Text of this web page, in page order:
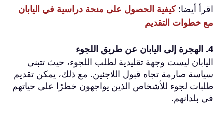
اقرأ أيضا:كيفية الحصول على منحة دراسية في اليابان
مع خطوات التقديم
4. الهجرة إلى اليابان عن طريق اللجوء
اليابان ليست وجهة تقليدية لطلب اللجوء، حيث تتبنى
سياسة صارمة تجاه قبول اللاجئين. مع ذلك، يمكن تقديم
طلبات لجوء للأشخاص الذين يواجهون خطرًا على حياتهم
في بلدانهم.